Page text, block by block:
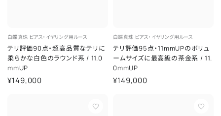
白蝶真珠 ピアス・イヤリング用ルース
テリ評価90点・超高品質なテリに
柔らかな白色のラウンド系 / 11.0
mmUP
¥149,000
白蝶真珠 ピアス・イヤリング用ルース
テリ評価95点・11mmUPのボリュ
ームサイズに最高級の茶金系 /11.
0mmUP
¥149,000